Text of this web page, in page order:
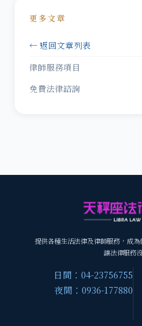
更多文章
← 返回文章列表
律師服務項目
免費法律諮詢
提供各種生活法律及律師服務，成
讓法律服務
日間：04-23756755
夜間：0936-177880